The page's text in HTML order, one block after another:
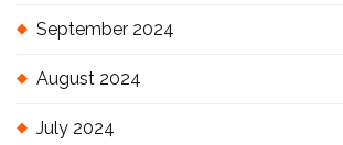
September 2024
August 2024
July 2024